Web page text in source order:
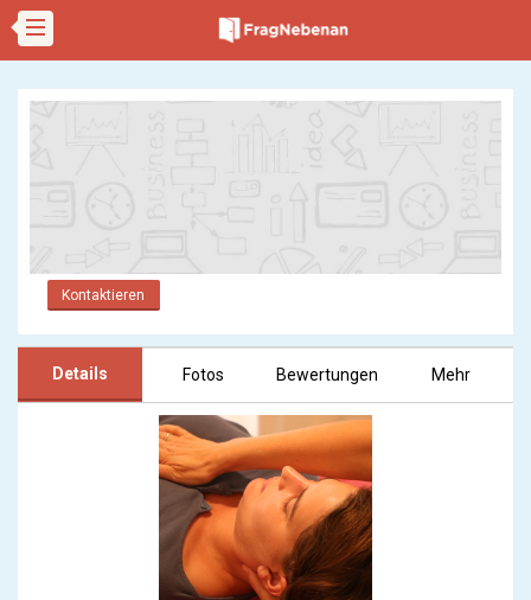
Kontaktieren
Details Fotos Bewertungen Mehr